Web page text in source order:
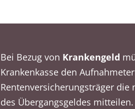
Bei Bezug von Krankengeld
Krankenkasse den
Rentenversicherungsträger
des Übergangsgeldes